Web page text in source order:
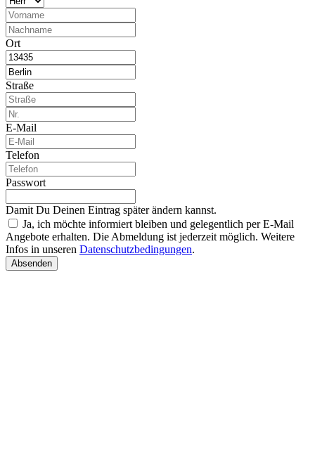
Ort
Straße
E-Mail
Telefon
Passwort
Damit Du Deinen Eintrag später ändern kannst.
Ja, ich möchte informiert bleiben und gelegentlich per E-Mail
Angebote erhalten. Die Abmeldung ist jederzeit möglich. Weitere
Infos in unseren Datenschutzbedingungen.
Absenden